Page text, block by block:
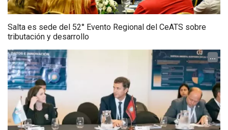
Salta es sede del 52° Evento Regional del CeATS sobre
tributación y desarrollo
...